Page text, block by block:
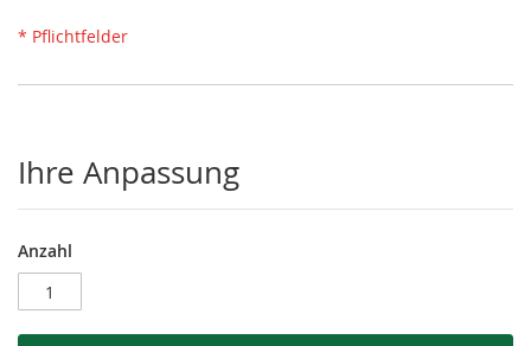
* Pflichtfelder
Ihre Anpassung
CarePaket
für
Oskar
Auf
Lager
Anzahl